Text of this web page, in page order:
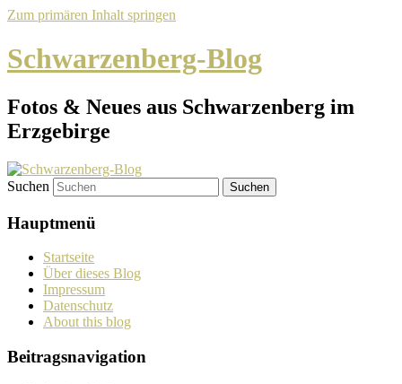
Zum primären Inhalt springen
Schwarzenberg-Blog
Fotos & Neues aus Schwarzenberg im
Erzgebirge
Suchen
Hauptmenü
Startseite
Über dieses Blog
Impressum
Datenschutz
About this blog
Beitragsnavigation